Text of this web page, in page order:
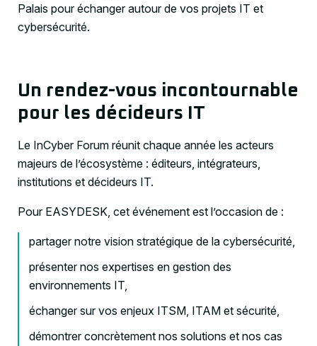
Palais pour échanger autour de vos projets IT et
cybersécurité.
Un rendez-vous incontournable
pour les décideurs IT
Le InCyber Forum réunit chaque année les acteurs
majeurs de l’écosystème : éditeurs, intégrateurs,
institutions et décideurs IT.
Pour EASYDESK, cet événement est l’occasion de :
partager notre vision stratégique de la cybersécurité,
présenter nos expertises en gestion des
environnements IT,
échanger sur vos enjeux ITSM, ITAM et sécurité,
démontrer concrètement nos solutions et nos cas